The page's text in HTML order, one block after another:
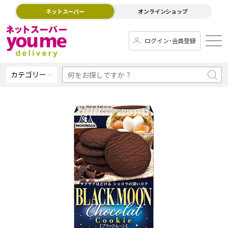
ネットスーパー オンラインショップ
ログイン･会員登録
カテゴリー